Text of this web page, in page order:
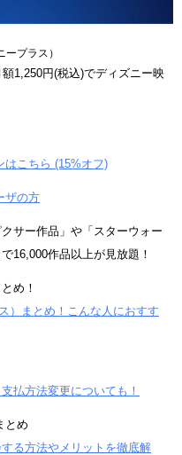
プラス）
1,250円(税込)でディズニー映
はこちら (15%オフ)
ザの方
サー作品」や「スターウォー
16,000作品以上が見放題！
め！
）まとめ！こんな人におすす
払方法変更についても！
とめ
る方法やメリットを徹底解